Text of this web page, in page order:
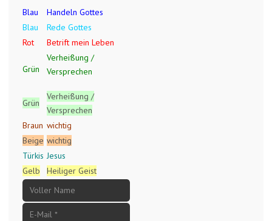
Blau
Handeln Gottes
Blau
Rede Gottes
Rot
Betrift mein Leben
Grün
Verheißung /
Versprechen
Grün
Verheißung /
Versprechen
Braun wichtig
Beige wichtig
Türkis Jesus
Gelb
Heiliger Geist